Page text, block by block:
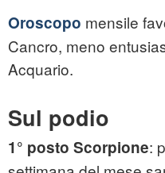
Oroscopo mensile
Cancro, meno
Acquario.
Sul podio
1° posto Scorpione: